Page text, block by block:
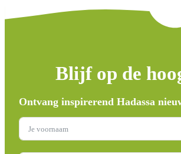
Blijf op de
Ontvang inspirerend Hadassa